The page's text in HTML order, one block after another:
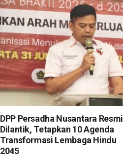
DPP Persadha Nusantara Resmi
Dilantik, Tetapkan 10 Agenda
Transformasi Lembaga Hindu
2045